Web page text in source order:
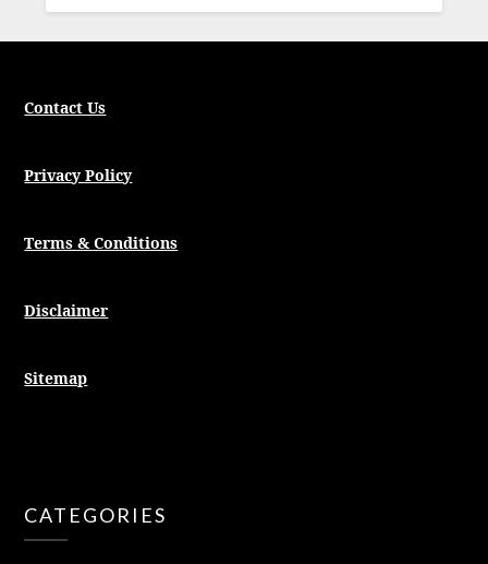
Contact Us
Privacy Policy
Terms & Conditions
Disclaimer
Sitemap
CATEGORIES